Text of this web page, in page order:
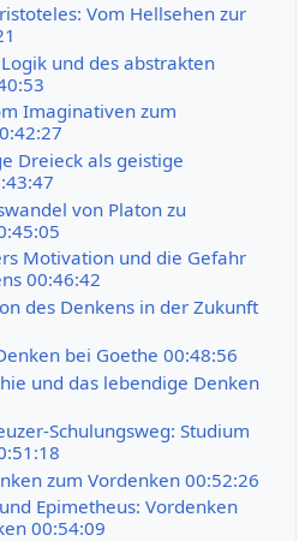
Vom Hellsehen zur
und des abstrakten
Imaginativen zum
Dreieck als geistige
von Platon zu
Motivation und die Gefahr
00:46:42
des Denkens in der Zukunft
bei Goethe 00:48:56
und das lebendige Denken
Schulungsweg: Studium
zum Vordenken 00:52:26
Epimetheus: Vordenken
00:54:09